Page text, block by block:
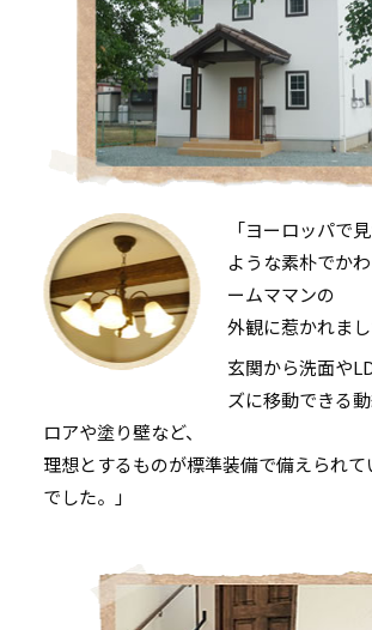
「ヨーロッパで
ような素朴でか
ームママンの
外観に惹かれまし
玄関から洗面や
ズに移動できる
ロアや塗り壁など、
理想とするものが標準装備で備えられ
でした。」